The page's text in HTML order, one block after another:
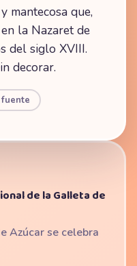
mantecosa que,
la Nazaret de
del siglo XVIII.
decorar.
fuente
de la Galleta de
Azúcar se celebra